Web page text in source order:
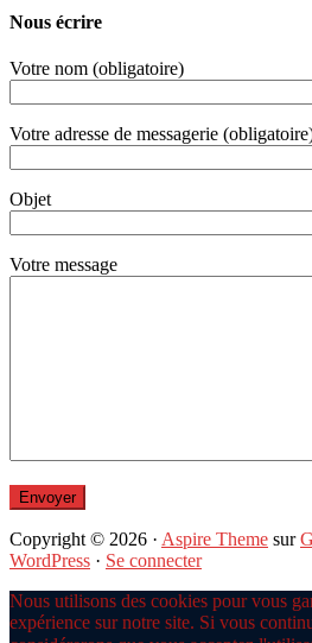
Nous écrire
Votre nom (obligatoire)
Votre adresse de messagerie
Objet
Votre message
Copyright © 2026 · Aspire Theme sur
WordPress · Se connecter
Nous utilisons des cookies pour vous
expérience sur notre site. Si vous